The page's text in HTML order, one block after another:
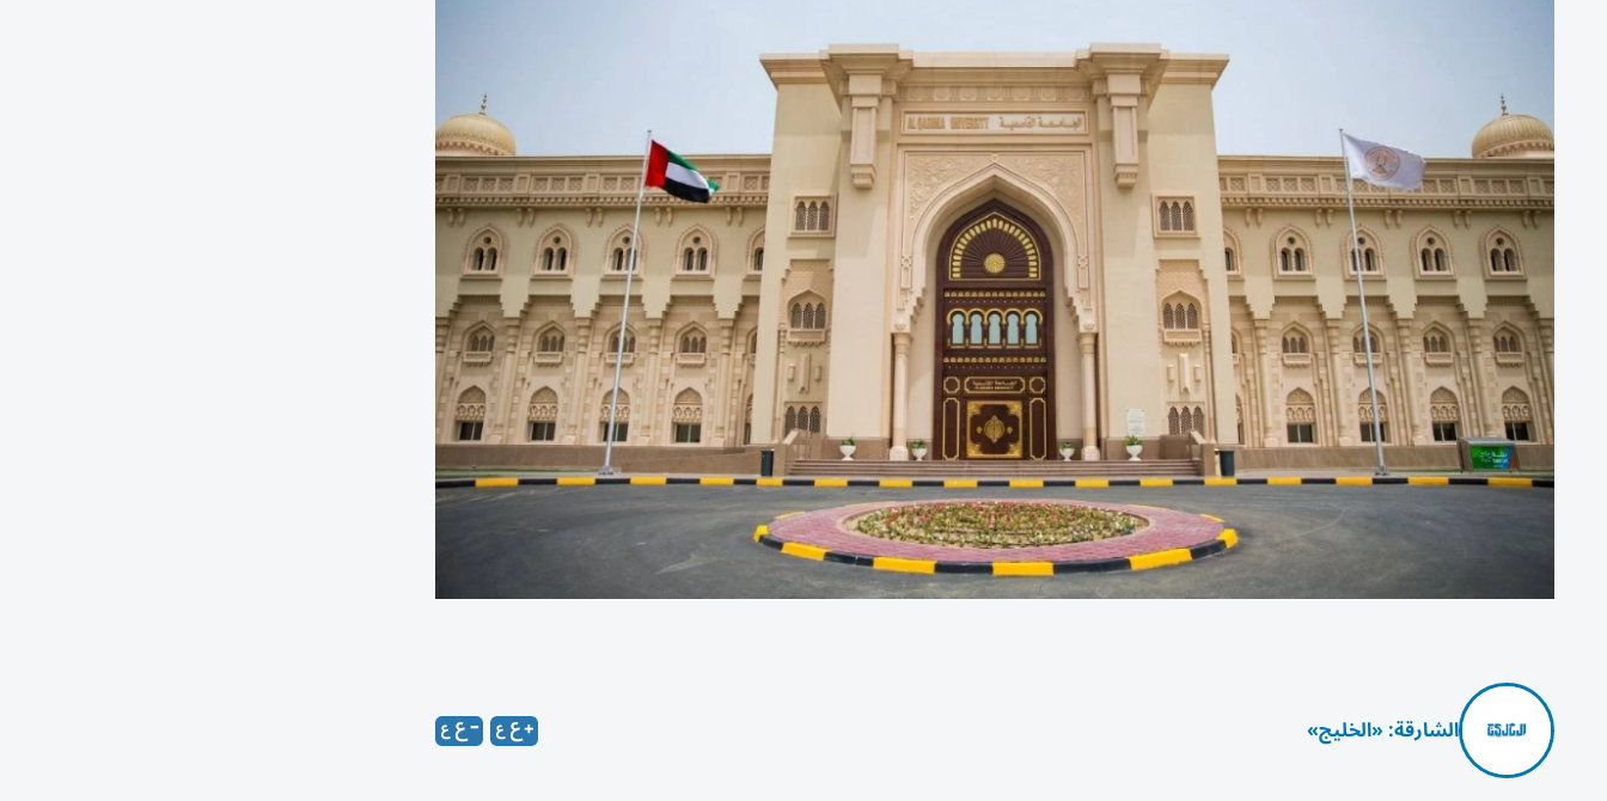
الشارقة: «الخليج»